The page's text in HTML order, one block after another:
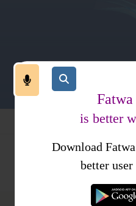
کتب فتاوی
is better
Download
better